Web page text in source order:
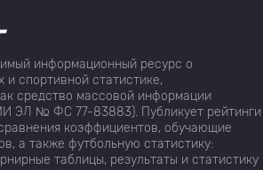
информационный ресурс о
и спортивной статистике,
средство массовой информации
ЭЛ № ФС 77-83883). Публикует рейтинги
коэффициентов, обучающие
а также футбольную статистику:
таблицы, результаты и статистику